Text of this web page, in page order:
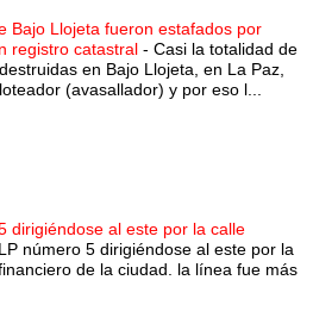
Bajo Llojeta fueron estafados por
registro catastral - Casi la totalidad de
en Bajo Llojeta, en La Paz,
(avasallador) y por eso l...
dirigiéndose al este por la calle
número 5 dirigiéndose al este por la
de la ciudad. la línea fue más